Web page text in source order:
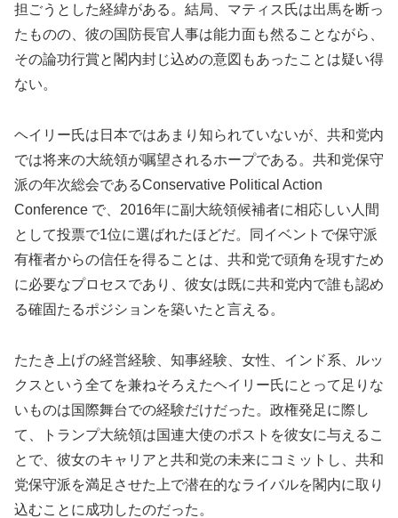
担ごうとした経緯がある。結局、マティス氏は出馬を断っ
たものの、彼の国防長官人事は能力面も然ることながら、
その論功行賞と閣内封じ込めの意図もあったことは疑い得
ない。
ヘイリー氏は日本ではあまり知られていないが、共和党内
では将来の大統領が嘱望されるホープである。共和党保守
派の年次総会であるConservative Political Action
Conference で、2016年に副大統領候補者に相応しい人間
として投票で1位に選ばれたほどだ。同イベントで保守派
有権者からの信任を得ることは、共和党で頭角を現すため
に必要なプロセスであり、彼女は既に共和党内で誰も認め
る確固たるポジションを築いたと言える。
たたき上げの経営経験、知事経験、女性、インド系、ルッ
クスという全てを兼ねそろえたヘイリー氏にとって足りな
いものは国際舞台での経験だけだった。政権発足に際し
て、トランプ大統領は国連大使のポストを彼女に与えるこ
とで、彼女のキャリアと共和党の未来にコミットし、共和
党保守派を満足させた上で潜在的なライバルを閣内に取り
込むことに成功したのだった。